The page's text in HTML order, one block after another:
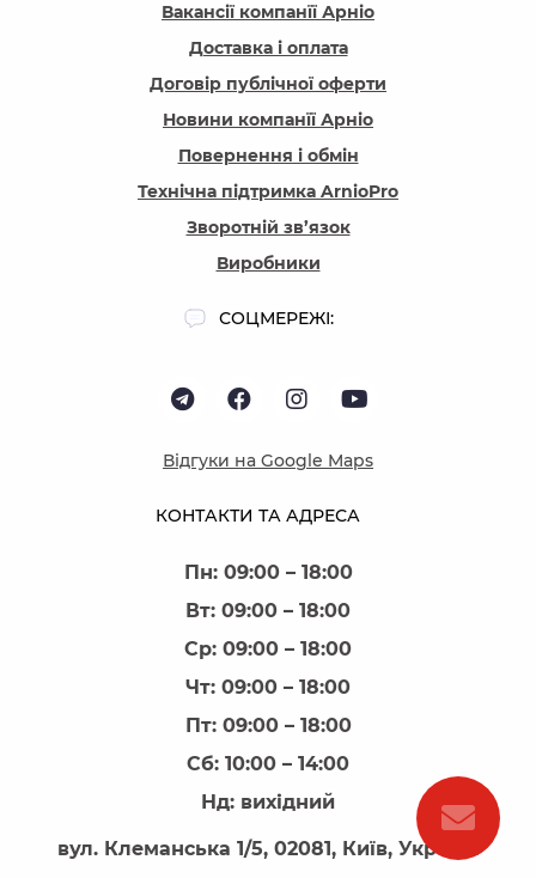
КОНТАКТИ ТА АДРЕСА
Пн: 09:00 – 18:00
Вт: 09:00 – 18:00
Ср: 09:00 – 18:00
Чт: 09:00 – 18:00
Пт: 09:00 – 18:00
Сб: 10:00 – 14:00
Нд: вихідний
вул. Клеманська 1/5, 02081, Київ, Україна
Вакансії компанїї Арніо
Доставка і оплата
Договір публічної оферти
Новини компанїї Арніо
Повернення і обмін
Технічна підтримка ArnioPro
Зворотній зв’язок
Виробники
СОЦМЕРЕЖІ:
Відгуки на Google Maps